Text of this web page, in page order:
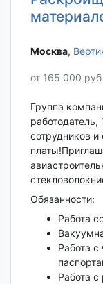
Москва‎,
от 165 000 руб
Группа
работодатель,
сотрудников
Обязанности:
Работа
Работа
Работа